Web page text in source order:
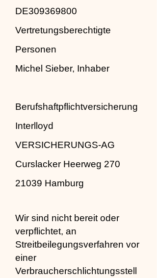
DE309369800
Vertretungsberechtigte
Personen
Michel Sieber, Inhaber
Berufshaftpflichtversicherung
Interlloyd
VERSICHERUNGS-AG
Curslacker Heerweg 270
21039 Hamburg
Wir sind nicht bereit oder
verpflichtet, an
Streitbeilegungsverfahren vor
einer
Verbraucherschlichtungsstell